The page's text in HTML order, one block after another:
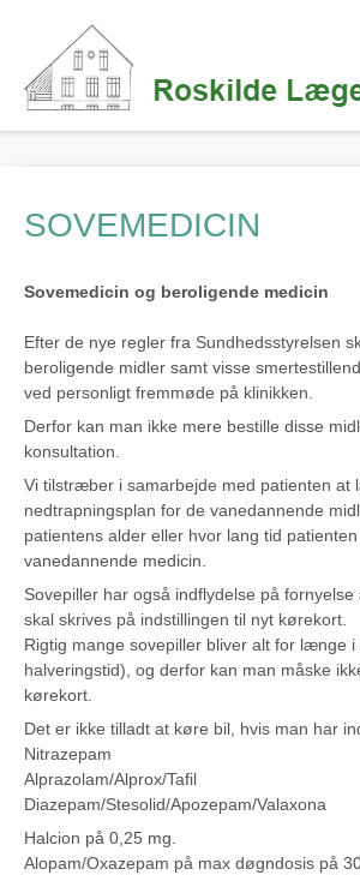
SOVEMEDICIN
Sovemedicin og beroligende medicin
Efter de nye regler fra Sundhedsstyrelsen
beroligende midler samt visse
ved personligt fremmøde på klinikken.
Derfor kan man ikke mere bestille disse
konsultation.
Vi tilstræber i samarbejde med patienten at
nedtrapningsplan for de vanedannende
patientens alder eller hvor lang tid
vanedannende medicin.
Sovepiller har også indflydelse på
skal skrives på indstillingen til nyt kørekort.
Rigtig mange sovepiller bliver alt for længe i
halveringstid), og derfor kan man måske
kørekort.
Det er ikke tilladt at køre bil, hvis man har
Nitrazepam
Alprazolam/Alprox/Tafil
Diazepam/Stesolid/Apozepam/Valaxona
Halcion på 0,25 mg.
Alopam/Oxazepam på max døgndosis på